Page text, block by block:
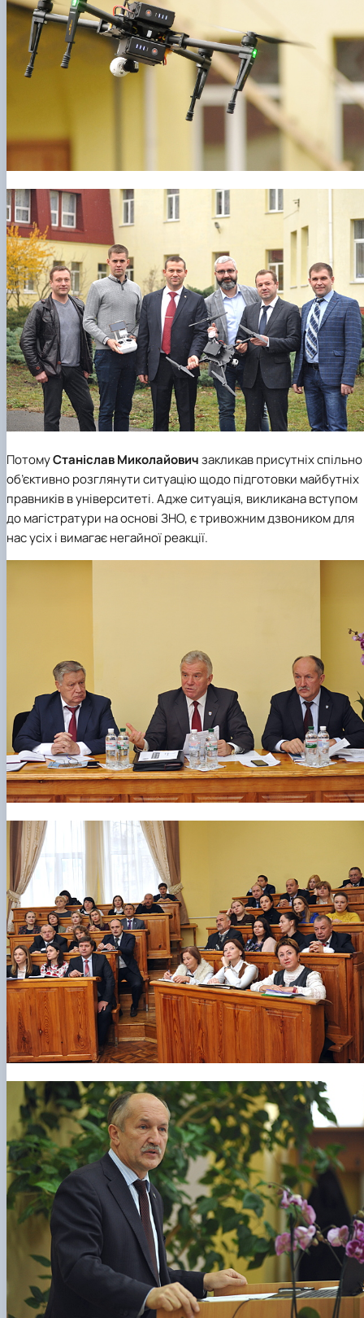
ПотомуСтаніслав Миколайовичзакликав присутніх спільно
об’єктивно розглянути ситуацію щодо підготовки майбутніх
правників в університеті. Адже ситуація, викликана вступом
до магістратури на основі ЗНО, є тривожним дзвоником для
нас усіх і вимагає негайної реакції.